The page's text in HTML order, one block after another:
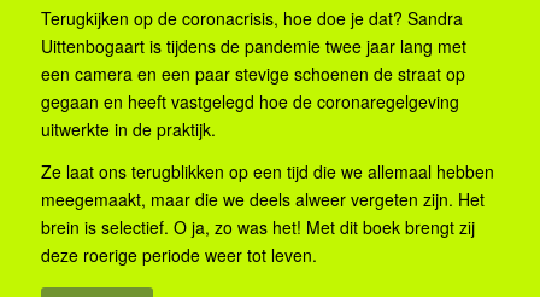
Terugkijken op de coronacrisis, hoe doe je dat? Sandra
Uittenbogaart is tijdens de pandemie twee jaar lang met
een camera en een paar stevige schoenen de straat op
gegaan en heeft vastgelegd hoe de coronaregelgeving
uitwerkte in de praktijk.
Ze laat ons terugblikken op een tijd die we allemaal hebben
meegemaakt, maar die we deels alweer vergeten zijn. Het
brein is selectief. O ja, zo was het! Met dit boek brengt zij
deze roerige periode weer tot leven.